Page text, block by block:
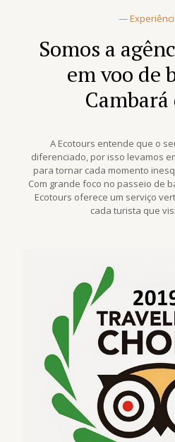
—
Somos a
em voo de
Cambará
A Ecotours entende que o
diferenciado, por isso levamos
para tornar cada momento
Com grande foco no passeio de
Ecotours oferece um serviço
cada turista que